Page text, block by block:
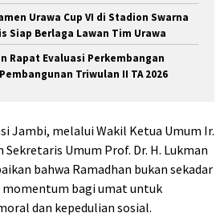
Urawa Cup VI di Stadion Swarna
Siap Berlaga Lawan Tim Urawa
Rapat Evaluasi Perkembangan
Triwulan II TA 2026
Jambi, melalui Wakil Ketua Umum Ir.
Sekretaris Umum Prof. Dr. H. Lukman
bahwa Ramadhan bukan sekadar
bagi umat untuk
dan kepedulian sosial.